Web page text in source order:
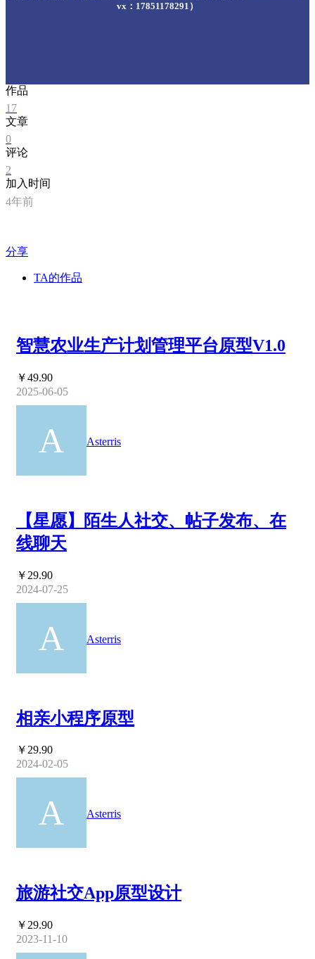
vx：17851178291）
作品
17
文章
0
评论
2
加入时间
4年前
分享
TA的作品
智慧农业生产计划管理平台原型V1.0
￥49.90
2025-06-05
Asterris
【星愿】陌生人社交、帖子发布、在
线聊天
￥29.90
2024-07-25
Asterris
相亲小程序原型
￥29.90
2024-02-05
Asterris
旅游社交App原型设计
￥29.90
2023-11-10